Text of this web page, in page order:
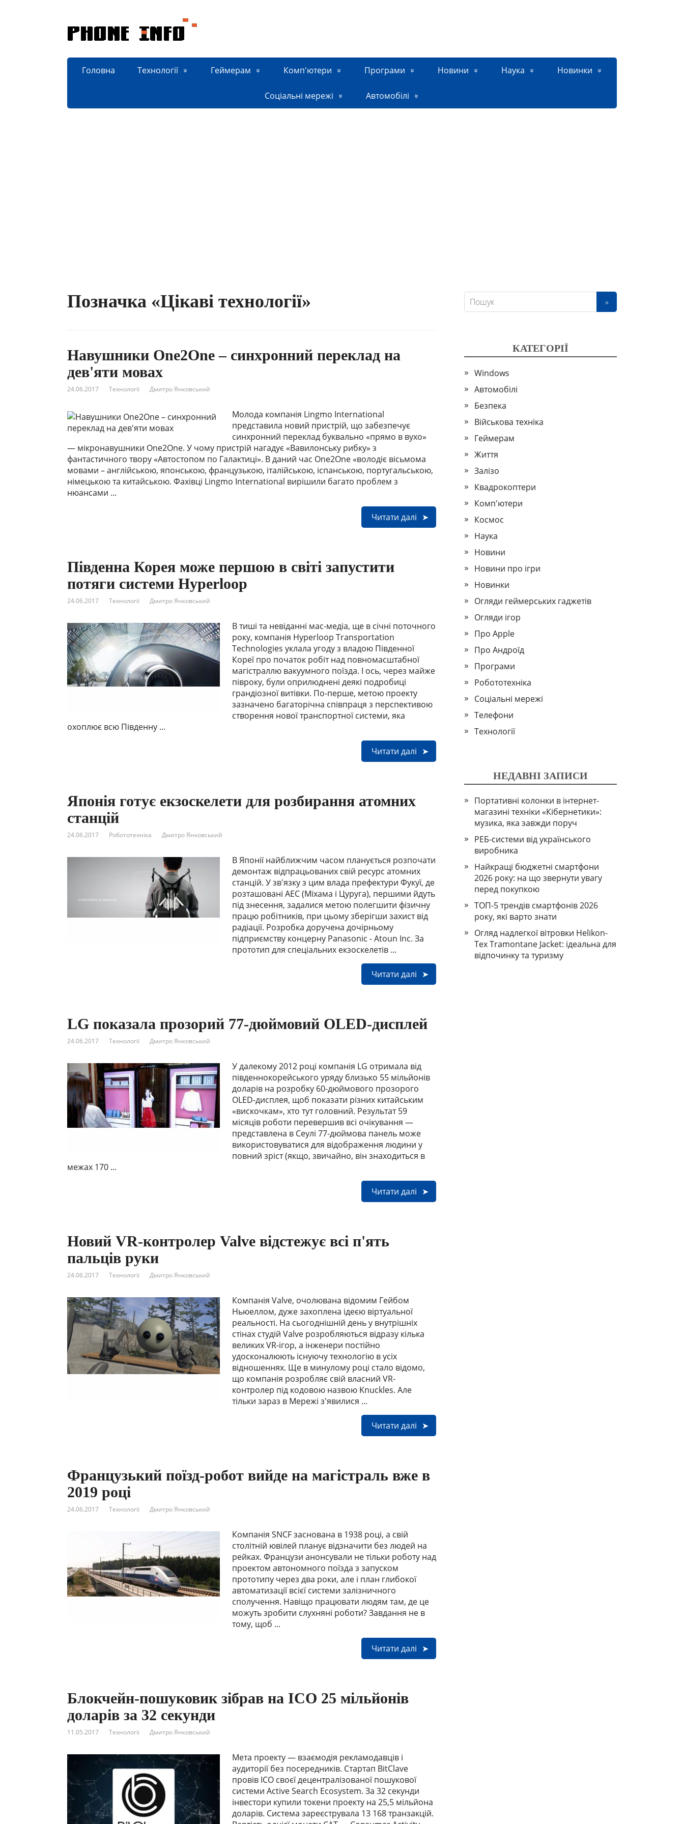
Головна Технології Геймерам Комп'ютери Програми Новини Наука Новинки
Соціальні мережі Автомобілі
Позначка «Цікаві технології»
Навушники One2One – синхронний переклад на
дев'яти мовах
24.06.2017 Технології Дмитро Янковський
Молода компанія Lingmo International
представила новий пристрій, що забезпечує
синхронний переклад буквально «прямо в вухо»
— мікронавушники One2One. У чому пристрій нагадує «Вавилонську рибку» з
фантастичного твору «Автостопом по Галактиці». В даний час One2One «володіє вісьмома
мовами – англійською, японською, французькою, італійською, іспанською, португальською,
німецькою та китайською. Фахівці Lingmo International вирішили багато проблем з
нюансами ...
Читати далі
Південна Корея може першою в світі запустити
потяги системи Hyperloop
24.06.2017 Технології Дмитро Янковський
В тиші та невіданні мас-медіа, ще в січні поточного
року, компанія Hyperloop Transportation
Technologies уклала угоду з владою Південної
Кореї про початок робіт над повномасштабної
магістраллю вакуумного поїзда. І ось, через майже
півроку, були оприлюднені деякі подробиці
грандіозної витівки. По-перше, метою проекту
зазначено багаторічна співпраця з перспективою
створення нової транспортної системи, яка
охоплює всю Південну ...
Читати далі
Японія готує екзоскелети для розбирання атомних
станцій
24.06.2017 Робототехніка Дмитро Янковський
В Японії найближчим часом планується розпочати
демонтаж відпрацьованих свій ресурс атомних
станцій. У зв'язку з цим влада префектури Фукуї, де
розташовані АЕС (Міхама і Цуруга), першими йдуть
під знесення, задалися метою полегшити фізичну
працю робітників, при цьому зберігши захист від
радіації. Розробка доручена дочірньому
підприємству концерну Panasonic - Atoun Inc. За
прототип для спеціальних екзоскелетів ...
Читати далі
LG показала прозорий 77-дюймовий OLED-дисплей
24.06.2017 Технології Дмитро Янковський
У далекому 2012 році компанія LG отримала від
південнокорейського уряду близько 55 мільйонів
доларів на розробку 60-дюймового прозорого
OLED-дисплея, щоб показати різних китайським
«вискочкам», хто тут головний. Результат 59
місяців роботи перевершив всі очікування —
представлена в Сеулі 77-дюймова панель може
використовуватися для відображення людини у
повний зріст (якщо, звичайно, він знаходиться в
межах 170 ...
Читати далі
Новий VR-контролер Valve відстежує всі п'ять
пальців руки
24.06.2017 Технології Дмитро Янковський
Компанія Valve, очолювана відомим Гейбом
Ньюеллом, дуже захоплена ідеєю віртуальної
реальності. На сьогоднішній день у внутрішніх
стінах студій Valve розробляються відразу кілька
великих VR-ігор, а інженери постійно
удосконалюють існуючу технологію в усіх
відношеннях. Ще в минулому році стало відомо,
що компанія розробляє свій власний VR-
контролер під кодовою назвою Knuckles. Але
тільки зараз в Мережі з'явилися ...
Читати далі
Французький поїзд-робот вийде на магістраль вже в
2019 році
24.06.2017 Технології Дмитро Янковський
Компанія SNCF заснована в 1938 році, а свій
столітній ювілей планує відзначити без людей на
рейках. Французи анонсували не тільки роботу над
проектом автономного поїзда з запуском
прототипу через два роки, але і план глибокої
автоматизації всієї системи залізничного
сполучення. Навіщо працювати людям там, де це
можуть зробити слухняні роботи? Завдання не в
тому, щоб ...
Читати далі
Блокчейн-пошуковик зібрав на ICO 25 мільйонів
доларів за 32 секунди
11.05.2017 Технології Дмитро Янковський
Мета проекту — взаємодія рекламодавців і
аудиторії без посередників. Стартап BitClave
провів ICO своєї децентралізованої пошукової
системи Active Search Ecosystem. За 32 секунди
інвестори купили токени проекту на 25,5 мільйона
доларів. Система зареєструвала 13 168 транзакцій.
КАТЕГОРІЇ
Windows
Автомобілі
Безпека
Військова техніка
Геймерам
Життя
Залізо
Квадрокоптери
Комп'ютери
Космос
Наука
Новини
Новини про ігри
Новинки
Огляди геймерських гаджетів
Огляди ігор
Про Apple
Про Андроїд
Програми
Робототехніка
Соціальні мережі
Телефони
Технології
НЕДАВНІ ЗАПИСИ
Портативні колонки в інтернет-
магазині техніки «Кібернетики»:
музика, яка завжди поруч
РЕБ-системи від українського
виробника
Найкращі бюджетні смартфони
2026 року: на що звернути увагу
перед покупкою
ТОП-5 трендів смартфонів 2026
року, які варто знати
Огляд надлегкої вітровки Helikon-
Tex Tramontane Jacket: ідеальна для
відпочинку та туризму